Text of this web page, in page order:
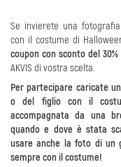
Se invierete una
con il costume di
coupon con sconto del 30%
AKVIS di vostra scelta.
Per partecipare caricate
o del figlio con il
accompagnata da una
quando e dove è stata
usare anche la foto di un
sempre con il costume!